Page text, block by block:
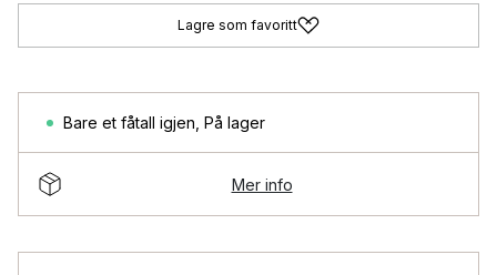
Lagre som favoritt
Bare et fåtall igjen På lager
Mer info